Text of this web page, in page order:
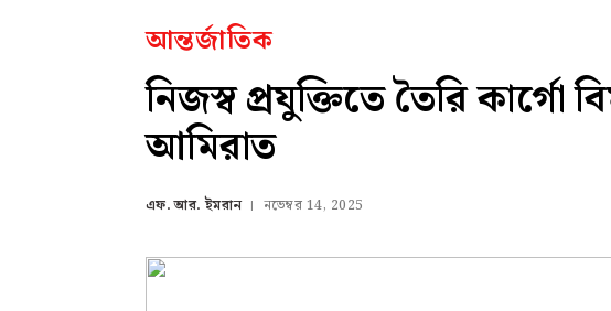
আন্তর্জাতিক
নিজস্ব প্রযুক্তিতে তৈরি কার্গো
আমিরাত
এফ. আর. ইমরান নভেম্বর 14, 2025